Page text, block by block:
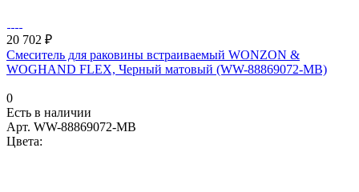
20 702 ₽
Смеситель для раковины встраиваемый WONZON &
WOGHAND FLEX, Черный матовый (WW-88869072-MB)
0
Есть в наличии
Арт. WW-88869072-MB
Цвета: